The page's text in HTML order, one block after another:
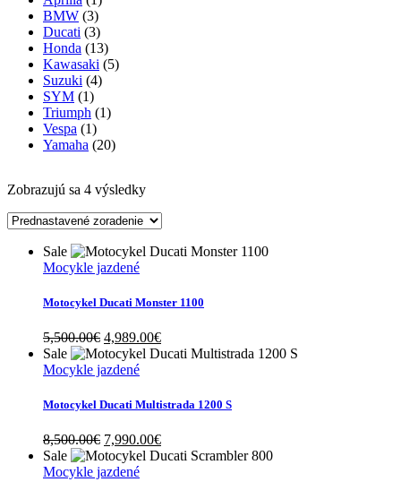
Zobrazujú sa 4 výsledky
Sale
Mocykle jazdené
Motocykel Ducati Monster 1100
5,500.00€ Original
price
was:
4,989.00€Current
price
Sale
Mocykle jazdené
Motocykel Ducati Multistrada 1200 S
8,500.00€ Original
price
was:
7,990.00€Current
price
Sale
Mocykle jazdené
BMW (3)
Ducati (3)
Honda (13)
Kawasaki (5)
Suzuki (4)
SYM (1)
Triumph (1)
Vespa (1)
Yamaha (20)